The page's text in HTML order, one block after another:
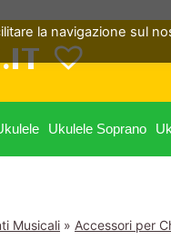
Ukulele Soprano
Musicali » Accessori per
la navigazione sul